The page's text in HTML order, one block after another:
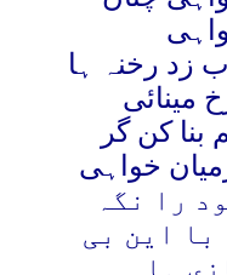
زد رخنہ ہا
مینائی
بنا کن گر
خواہی
را نگہ
با این بی
ہا